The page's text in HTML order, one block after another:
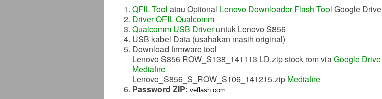
QFIL Tool atau Optional Lenovo Downloader Flash Tool Google Drive
Driver QFIL Qualcomm
Qualcomm USB Driveruntuk Lenovo S856
USB kabel Data (usahakan masih original)
Download firmware tool
Lenovo S856 ROW_S138_141113 LD.zip stock rom viaGoogle Drive
Mediafire
Lenovo_S856_S_ROW_S106_141215.zip Mediafire
Password ZIP: